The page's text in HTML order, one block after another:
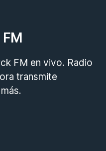
FM en vivo. Radio
transmite